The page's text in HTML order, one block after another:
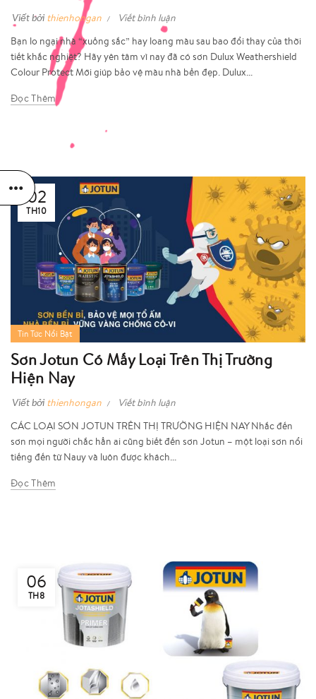
Viết bởi thienhongan
Viết bình luận
Bạn lo ngại nhà “xuống sắc” hay loang màu sau bao đổi thay của thời
tiết khắc nghiệt? Hãy yên tâm vì nay đã có sơn Dulux Weathershield
Colour Protect Mới giúp bảo vệ màu nhà bền đẹp. Dulux...
Đọc Thêm
02
TH10
Tin Tức Nổi Bật
Sơn Jotun Có Mấy Loại Trên Thị Trường
Hiện Nay
Viết bởi thienhongan
Viết bình luận
CÁC LOẠI SƠN JOTUN TRÊN THỊ TRƯỜNG HIỆN NAY Nhắc đến
sơn mọi người chắc hẳn ai cũng biết đến sơn Jotun – một loại sơn nổi
tiếng đến từ Nauy và luôn được khách...
Đọc Thêm
06
TH8